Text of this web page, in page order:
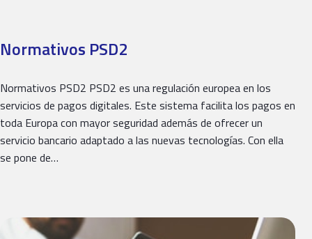
Normativos PSD2
Normativos PSD2 PSD2 es una regulación europea en los
servicios de pagos digitales. Este sistema facilita los pagos en
toda Europa con mayor seguridad además de ofrecer un
servicio bancario adaptado a las nuevas tecnologías. Con ella
se pone de…